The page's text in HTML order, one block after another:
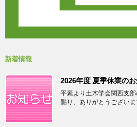
新着情報
2026年度 夏季休業の
平素より土木学会関西支
賜り、ありがとうございま